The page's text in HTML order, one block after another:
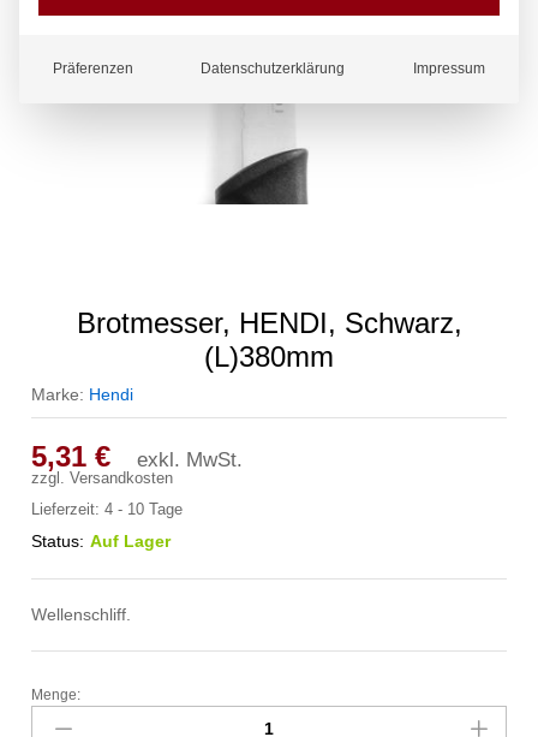
Brotmesser, HENDI, Schwarz,
(L)380mm
Marke: Hendi
5,31€ exkl. MwSt.
zzgl.Versandkosten
Lieferzeit:4 - 10 Tage
Status: Auf Lager
Wellenschliff.
Brotmesser,
HENDI,
Menge:
Präferenzen Datenschutzerklärung Impressum